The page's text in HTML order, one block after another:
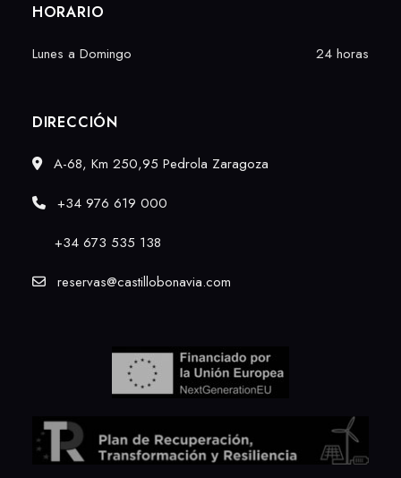
HORARIO
Lunes a Domingo 24 horas
DIRECCIÓN
A-68, Km 250,95 Pedrola Zaragoza
+34 976 619 000
+34673 535 138
reservas@castillobonavia.com